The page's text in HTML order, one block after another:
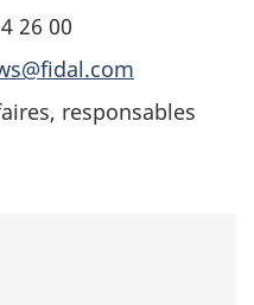
26 00
responsables